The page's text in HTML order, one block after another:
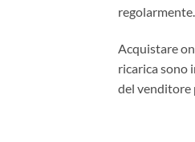
regolarmente.
Acquistare
ricarica sono
del venditore